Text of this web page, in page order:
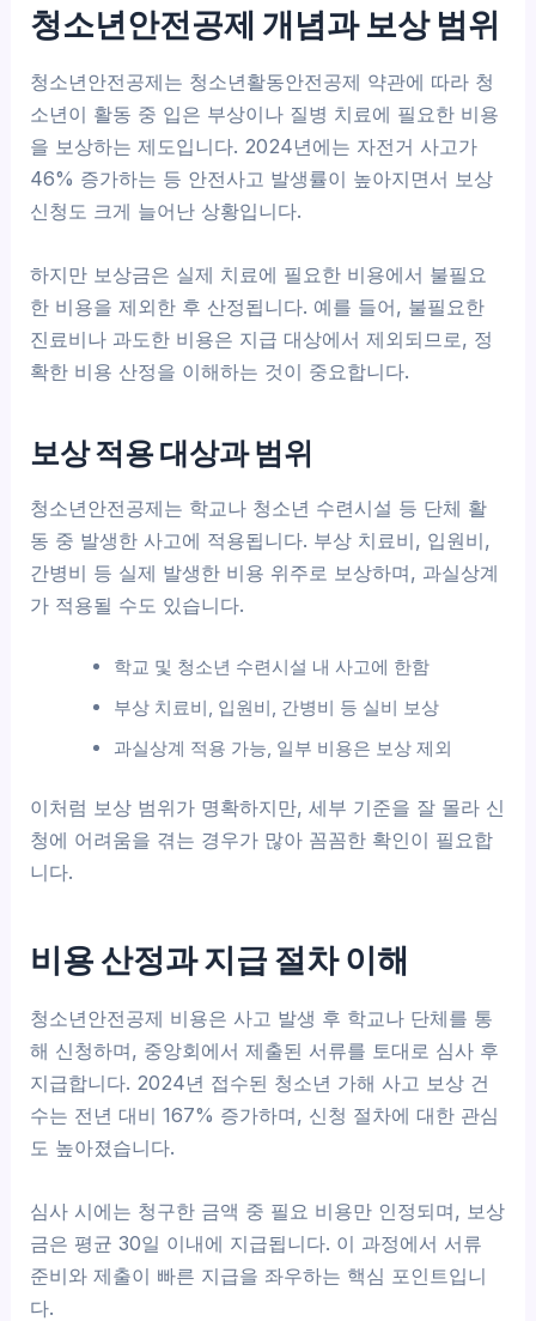
청소년안전공제 개념과 보상 범위
청소년안전공제는 청소년활동안전공제 약관에 따라 청
소년이 활동 중 입은 부상이나 질병 치료에 필요한 비용
을 보상하는 제도입니다. 2024년에는 자전거 사고가
46% 증가하는 등 안전사고 발생률이 높아지면서 보상
신청도 크게 늘어난 상황입니다.
하지만 보상금은 실제 치료에 필요한 비용에서 불필요
한 비용을 제외한 후 산정됩니다. 예를 들어, 불필요한
진료비나 과도한 비용은 지급 대상에서 제외되므로, 정
확한 비용 산정을 이해하는 것이 중요합니다.
보상 적용 대상과 범위
청소년안전공제는 학교나 청소년 수련시설 등 단체 활
동 중 발생한 사고에 적용됩니다. 부상 치료비, 입원비,
간병비 등 실제 발생한 비용 위주로 보상하며, 과실상계
가 적용될 수도 있습니다.
학교 및 청소년 수련시설 내 사고에 한함
부상 치료비, 입원비, 간병비 등 실비 보상
과실상계 적용 가능, 일부 비용은 보상 제외
이처럼 보상 범위가 명확하지만, 세부 기준을 잘 몰라 신
청에 어려움을 겪는 경우가 많아 꼼꼼한 확인이 필요합
니다.
비용 산정과 지급 절차 이해
청소년안전공제 비용은 사고 발생 후 학교나 단체를 통
해 신청하며, 중앙회에서 제출된 서류를 토대로 심사 후
지급합니다. 2024년 접수된 청소년 가해 사고 보상 건
수는 전년 대비 167% 증가하며, 신청 절차에 대한 관심
도 높아졌습니다.
심사 시에는 청구한 금액 중 필요 비용만 인정되며, 보상
금은 평균 30일 이내에 지급됩니다. 이 과정에서 서류
준비와 제출이 빠른 지급을 좌우하는 핵심 포인트입니
다.